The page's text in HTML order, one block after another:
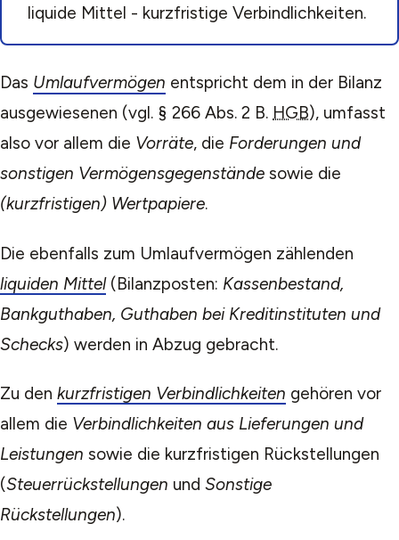
liquide Mittel - kurzfristige Verbindlichkeiten.
Das Umlaufvermögen entspricht dem in der Bilanz
ausgewiesenen (vgl. § 266 Abs. 2 B. HGB), umfasst
also vor allem die Vorräte, die Forderungen und
sonstigen Vermögensgegenstände sowie die
(kurzfristigen) Wertpapiere.
Die ebenfalls zum Umlaufvermögen zählenden
liquiden Mittel(Bilanzposten: Kassenbestand,
Bankguthaben, Guthaben bei Kreditinstituten und
Schecks) werden in Abzug gebracht.
Zu den kurzfristigen Verbindlichkeiten gehören vor
allem die Verbindlichkeiten aus Lieferungen und
Leistungen sowie die kurzfristigen Rückstellungen
(Steuerrückstellungen und Sonstige
Rückstellungen).